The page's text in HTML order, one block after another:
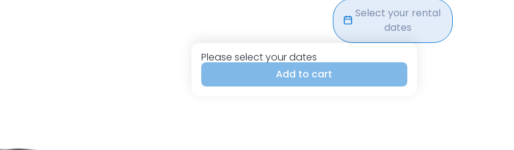
Select your rental
dates
Please select your dates
Add to cart